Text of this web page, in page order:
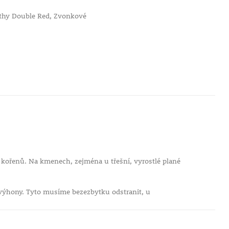
Double Red, Zvonkové
Na kmenech, zejména u třešní, vyrostlé plané
Tyto musíme bezezbytku odstranit, u